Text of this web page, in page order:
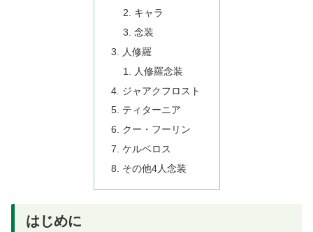
キャラ
念装
人修羅
人修羅念装
ジャアクフロスト
ティターニア
クー・フーリン
ケルベロス
その他4人念装
はじめに